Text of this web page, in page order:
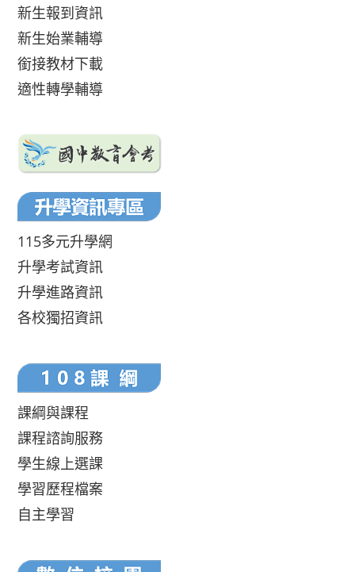
新生報到資訊
新生始業輔導
銜接教材下載
適性轉學輔導
115多元升學網
升學考試資訊
升學進路資訊
各校獨招資訊
課綱與課程
課程諮詢服務
學生線上選課
學習歷程檔案
自主學習